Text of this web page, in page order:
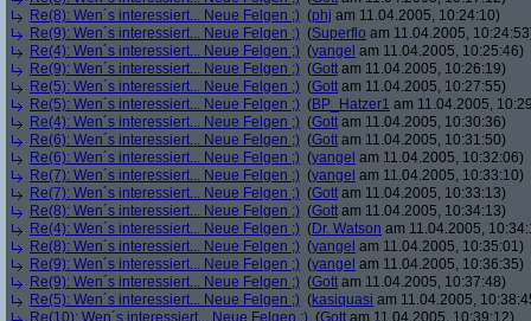
Re(8): Wen´s interessiert... Neue Felgen ;) (phj am 11.04.2005, 10:24:10)
Re(9): Wen´s interessiert... Neue Felgen ;) (Superflo am 11.04.2005,
Re(4): Wen´s interessiert... Neue Felgen ;) (yangel am 11.04.2005, 10:25:46)
Re(9): Wen´s interessiert... Neue Felgen ;) (Gott am 11.04.2005, 10:26:19)
Re(5): Wen´s interessiert... Neue Felgen ;) (Gott am 11.04.2005, 10:27:55)
Re(5): Wen´s interessiert... Neue Felgen ;) (BP_Hatzer1 am 11.04.2005,
Re(4): Wen´s interessiert... Neue Felgen ;) (Gott am 11.04.2005, 10:30:36)
Re(6): Wen´s interessiert... Neue Felgen ;) (Gott am 11.04.2005, 10:31:50)
Re(6): Wen´s interessiert... Neue Felgen ;) (yangel am 11.04.2005, 10:32:06)
Re(7): Wen´s interessiert... Neue Felgen ;) (yangel am 11.04.2005, 10:33:10)
Re(7): Wen´s interessiert... Neue Felgen ;) (Gott am 11.04.2005, 10:33:13)
Re(8): Wen´s interessiert... Neue Felgen ;) (Gott am 11.04.2005, 10:34:13)
Re(4): Wen´s interessiert... Neue Felgen ;) (Dr. Watson am 11.04.2005,
Re(8): Wen´s interessiert... Neue Felgen ;) (yangel am 11.04.2005, 10:35:01)
Re(9): Wen´s interessiert... Neue Felgen ;) (yangel am 11.04.2005, 10:36:35)
Re(9): Wen´s interessiert... Neue Felgen ;) (Gott am 11.04.2005, 10:37:48)
Re(5): Wen´s interessiert... Neue Felgen ;) (kasiquasi am 11.04.2005,
Re(10): Wen´s interessiert... Neue Felgen ;) (Gott am 11.04.2005, 10:39:12)